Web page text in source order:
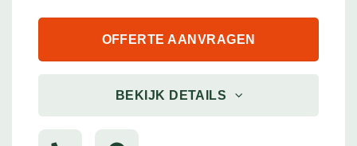
OFFERTE AANVRAGEN
BEKIJK DETAILS